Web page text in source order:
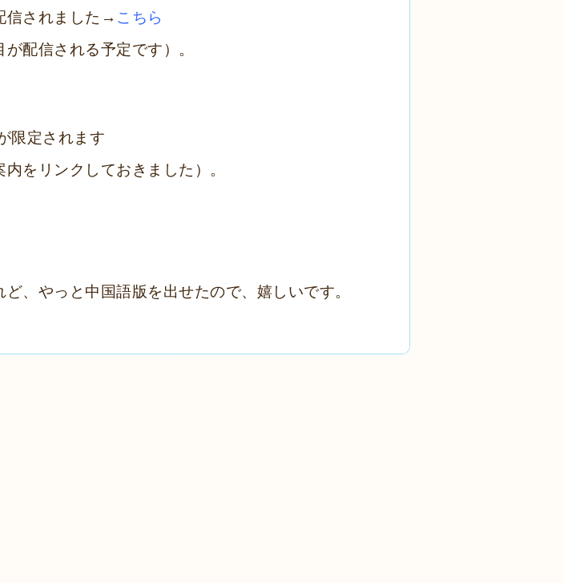
信されました→ こちら
が配信される予定です）。
限定されます
内をリンクしておきました）。
、やっと中国語版を出せたので、嬉しいです。